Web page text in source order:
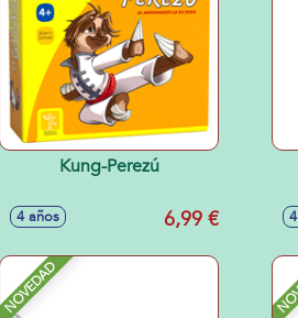
Kung-Perezú
4 años 6,99 €
NOVEDAD